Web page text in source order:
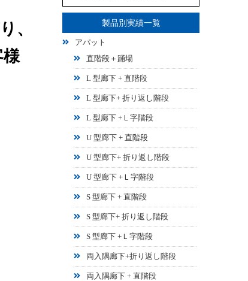
、
製品別実績一覧
アパット
直階段＋踊場
L 型廊下 + 直階段
L 型廊下+ 折り返し階段
L 型廊下 +Ｌ字階段
U 型廊下 + 直階段
U 型廊下+ 折り返し階段
U 型廊下 +Ｌ字階段
S 型廊下 + 直階段
S 型廊下+ 折り返し階段
S 型廊下 +Ｌ字階段
両入隅廊下+折り返し階段
両入隅廊下 + 直階段